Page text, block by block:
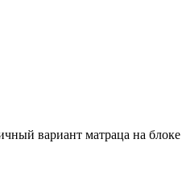
вариант матраца на